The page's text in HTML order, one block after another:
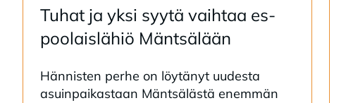
Tu­hat ja yksi syy­tä vaih­taa es­
poo­lais­lä­hiö Mänt­sä­lään
Hän­nis­ten per­he on löy­tä­nyt uu­des­ta
asuin­pai­kas­taan Mänt­sä­läs­tä enem­män